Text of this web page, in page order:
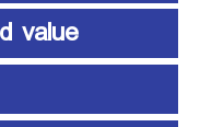
value